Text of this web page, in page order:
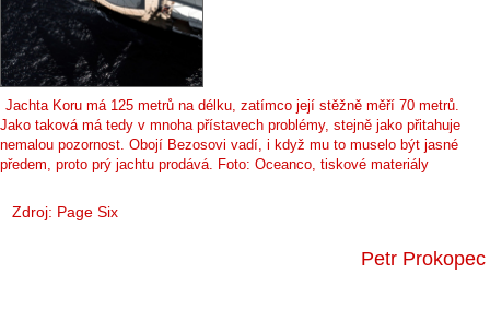
Jachta Koru má 125 metrů na délku, zatímco její stěžně měří 70 metrů.
Jako taková má tedy v mnoha přístavech problémy, stejně jako přitahuje
nemalou pozornost. Obojí Bezosovi vadí, i když mu to muselo být jasné
předem, proto prý jachtu prodává. Foto: Oceanco, tiskové materiály
Zdroj: Page Six
Petr Prokopec